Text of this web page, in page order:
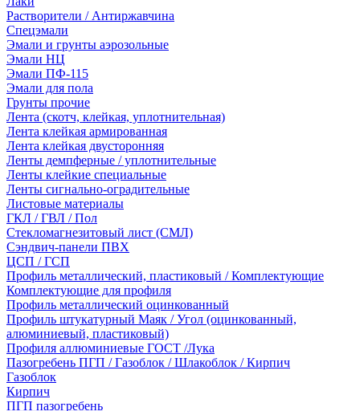
Растворители / Антиржавчина
Спецэмали
Эмали и грунты аэрозольные
Эмали НЦ
Эмали ПФ-115
Эмали для пола
Грунты прочие
Лента (скотч, клейкая, уплотнительная)
Лента клейкая армированная
Лента клейкая двусторонняя
Ленты демпферные / уплотнительные
Ленты клейкие специальные
Ленты сигнально-оградительные
Листовые материалы
ГКЛ / ГВЛ / Пол
Стекломагнезитовый лист (СМЛ)
Сэндвич-панели ПВХ
ЦСП / ГСП
Профиль металлический, пластиковый / Комплектующие
Комплектующие для профиля
Профиль металлический оцинкованный
Профиль штукатурный Маяк / Угол (оцинкованный,
алюминиевый, пластиковый)
Профиля аллюминиевые ГОСТ /Лука
Пазогребень ПГП / Газоблок / Шлакоблок / Кирпич
Газоблок
Кирпич
ПГП пазогребень